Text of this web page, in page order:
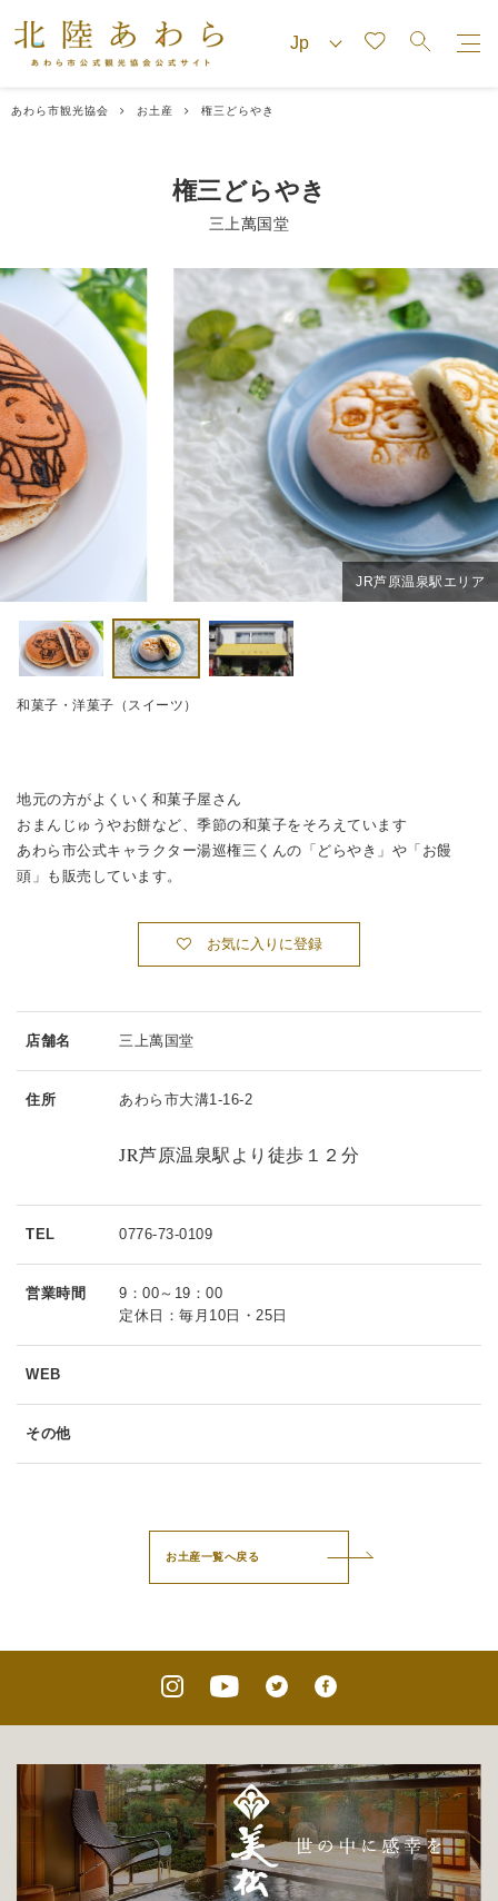
あわら市観光協会 お土産 権三どらやき
権三どらやき
三上萬国堂
JR芦原温泉駅エリア
和菓子・洋菓子（スイーツ）
地元の方がよくいく和菓子屋さん
おまんじゅうやお餅など、季節の和菓子をそろえています
あわら市公式キャラクター湯巡権三くんの「どらやき」や「お饅
頭」も販売しています。
お気に入りに登録
店舗名 三上萬国堂
住所 あわら市大溝1-16-2
JR芦原温泉駅より徒歩１２分
TEL 0776-73-0109
営業時間
9：00～19：00
定休日：毎月10日・25日
WEB
その他
お土産一覧へ戻る